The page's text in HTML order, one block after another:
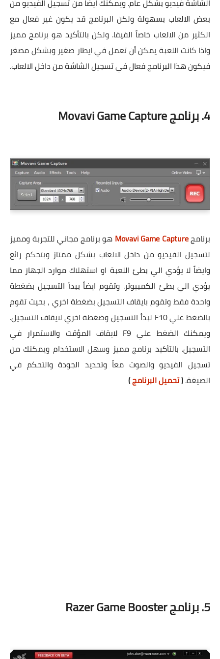
الشاشة فيديو بشكل عام. ويمكنك ايضاً من تسجيل الفيديو من
بعض الالعاب بسهولة ولكن البرنامج قد يكون غير فعال مع
الكثير من الالعاب خاصاً الفيفا. ولكن بالتأكيد هو برنامج مميز
واذا كانت اللعبة يمكن أن تعمل في ايطار صغير وبشكل مصغر
فيكون هذا البرنامج فعال في تسجيل الشاشة من داخل الالعاب.
4. برنامج Movavi Game Capture
برنامجMovavi Game Capture هو برنامج مجاني للتجربة ومميز
لتسجيل الفيديو من داخل الالعاب بشكل ممتاز وبتحكم رائع
وايضاً لا يؤدي الي بطئ اللعبة او استهلاك موارد الجهاز مما
يؤدي الي بطئ الكمبيوتر. وتقوم ايضاً ببدأ التسجيل بضغطة
واحدة فقط وتقوم بايقاف التسجيل بضغطة اخري ، بحيث تقوم
بالضغط علي F10 لبدأ التسجيل وضغطة اخري لايقاف التسجيل.
ويمكنك الضغط علي F9 لايقاف المؤقت والاستمرار في
التسجيل. بالتأكيد برنامج مميز وسهل الاستخدام ويمكنك من
تسجيل الفيديو والصوت معاً وتحديد الجودة والتحكم في
الصيغة.(تحميل البرنامج)
5. برنامج Razer Game Booster